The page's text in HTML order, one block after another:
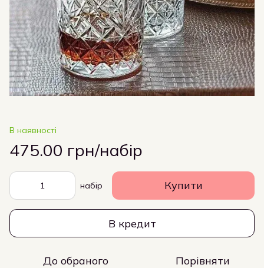
В наявності
475.00 грн/набір
набір Купити
В кредит
До обраного Порівняти